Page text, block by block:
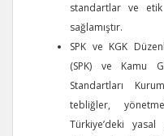
standartlar ve
sağlamıştır.
SPK ve KGK
(SPK) ve Kamu
Standartları
tebliğler,
Türkiye’deki